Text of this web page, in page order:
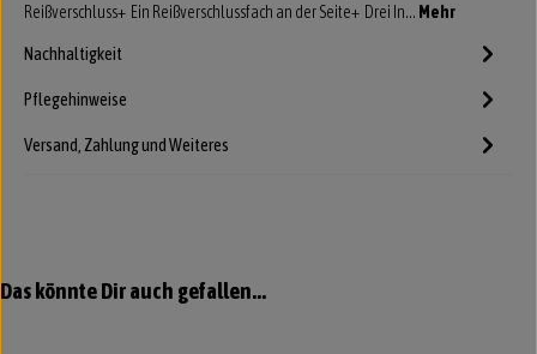
Reißverschluss+ Ein Reißverschlussfach an der Seite+ Drei In… Mehr
Nachhaltigkeit
Pflegehinweise
Versand, Zahlung und Weiteres
Produktgalerie überspringen
Das könnte Dir auch gefallen...